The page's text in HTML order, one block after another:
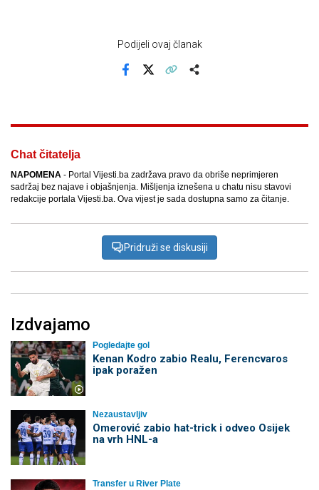
Podijeli ovaj članak
Chat čitatelja
NAPOMENA - Portal Vijesti.ba zadržava pravo da obriše neprimjeren
sadržaj bez najave i objašnjenja. Mišljenja iznešena u chatu nisu stavovi
redakcije portala Vijesti.ba. Ova vijest je sada dostupna samo za čitanje.
Pridruži se diskusiji
Izdvajamo
Pogledajte gol
Kenan Kodro zabio Realu, Ferencvaros
ipak poražen
Nezaustavljiv
Omerović zabio hat-trick i odveo Osijek
na vrh HNL-a
Transfer u River Plate